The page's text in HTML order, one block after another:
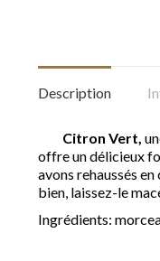
Description
Citron Vert,
offre un délicieux
avons rehaussés
bien, laissez-le
Ingrédients: